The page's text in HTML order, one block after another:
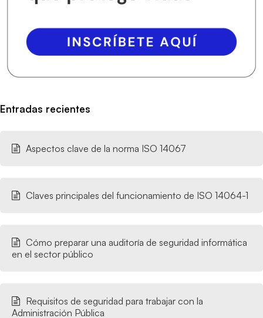
Entradas recientes
Aspectos clave de la norma ISO 14067
Claves principales del funcionamiento de ISO 14064-1
Cómo preparar una auditoría de seguridad informática
en el sector público
Requisitos de seguridad para trabajar con la
Administración Pública